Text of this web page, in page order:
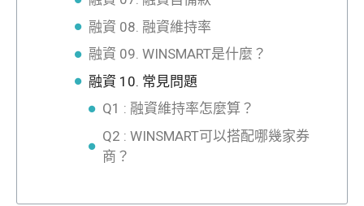
融資 08. 融資維持率
融資 09. WINSMART是什麼？
融資 10. 常見問題
Q1 : 融資維持率怎麼算？
Q2 : WINSMART可以搭配哪幾家券
商？